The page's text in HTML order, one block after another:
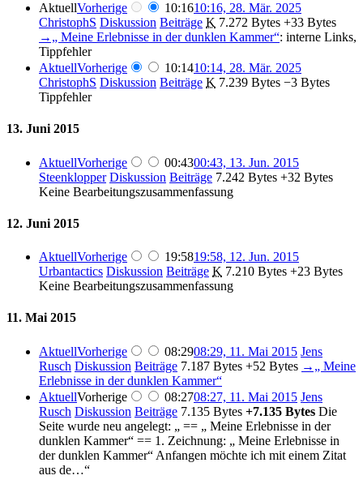
AktuellVorherige 10:1610:16, 28. Mär. 2025
ChristophS Diskussion Beiträge K 7.272 Bytes +33 Bytes
→‎„ Meine Erlebnisse in der dunklen Kammer“: interne Links,
Tippfehler
AktuellVorherige 10:1410:14, 28. Mär. 2025
ChristophS Diskussion Beiträge K 7.239 Bytes −3 Bytes
Tippfehler
13. Juni 2015
AktuellVorherige 00:4300:43, 13. Jun. 2015
Steenklopper Diskussion Beiträge 7.242 Bytes +32 Bytes
Keine Bearbeitungszusammenfassung
12. Juni 2015
AktuellVorherige 19:5819:58, 12. Jun. 2015
Urbantactics Diskussion Beiträge K 7.210 Bytes +23 Bytes
Keine Bearbeitungszusammenfassung
11. Mai 2015
AktuellVorherige 08:2908:29, 11. Mai 2015 Jens
Rusch Diskussion Beiträge 7.187 Bytes +52 Bytes →‎„ Meine
Erlebnisse in der dunklen Kammer“
AktuellVorherige 08:2708:27, 11. Mai 2015 Jens
Rusch Diskussion Beiträge 7.135 Bytes +7.135 Bytes Die
Seite wurde neu angelegt: „ == „ Meine Erlebnisse in der
dunklen Kammer“ == 1. Zeichnung: „ Meine Erlebnisse in
der dunklen Kammer“ Anfangen möchte ich mit einem Zitat
aus de…“